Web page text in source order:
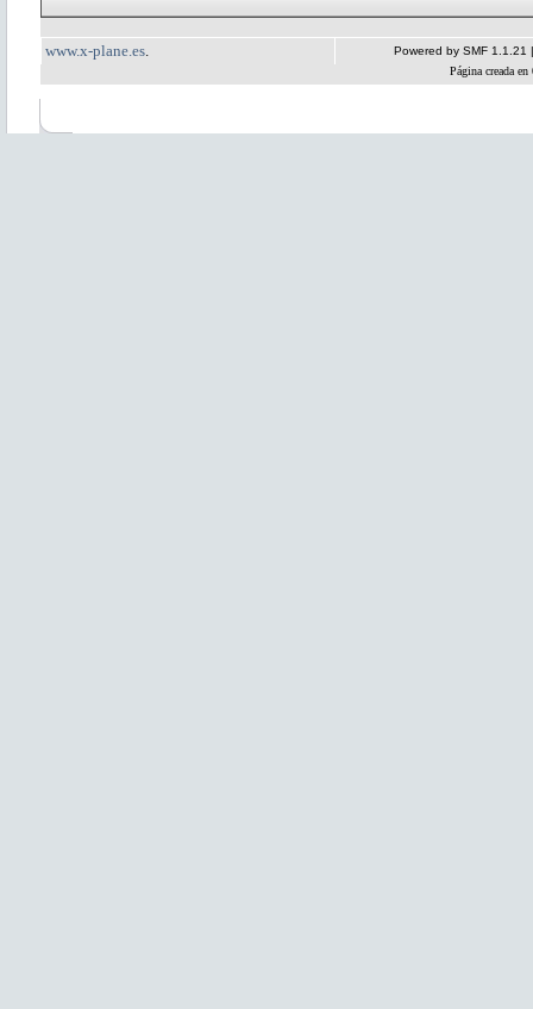
www.x-plane.es Powered by SMF 1.1.21
Página creada